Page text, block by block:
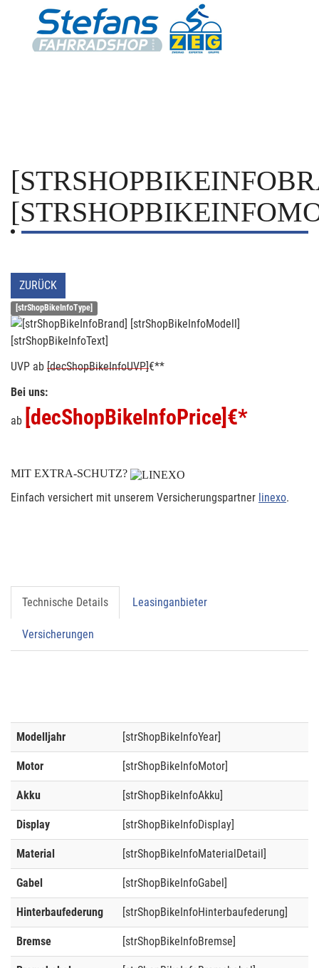
ZURÜCK
[strShopBikeInfoType]
[strShopBikeInfoText]
UVP ab [decShopBikeInfoUVP]€**
Bei uns:
ab [decShopBikeInfoPrice] €*
MIT EXTRA-SCHUTZ?
Einfach versichert mit unserem Versicherungspartner linexo.
Technische Details Leasinganbieter
Versicherungen
Modelljahr [strShopBikeInfoYear]
Motor [strShopBikeInfoMotor]
Akku [strShopBikeInfoAkku]
Display [strShopBikeInfoDisplay]
Material [strShopBikeInfoMaterialDetail]
Gabel [strShopBikeInfoGabel]
Hinterbaufederung [strShopBikeInfoHinterbaufederung]
Bremse [strShopBikeInfoBremse]